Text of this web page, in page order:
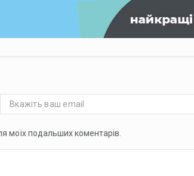
моїх подальших коментарів.